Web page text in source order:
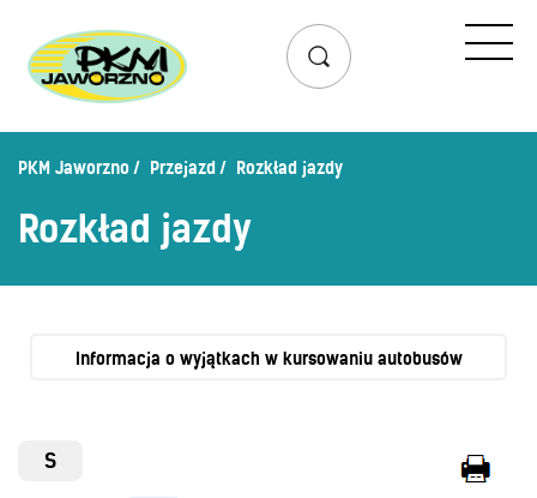
Przejazd
Lista przystanków
Zaplanuj podróż – wyszukiwarka połączeń
Mapa przystanków i połączeń
Schemat linii nocnych
Bilety
PKM Jaworzno Przejazd Rozkład jazdy
Rozkład jazdy
Informacja o wyjątkach w kursowaniu autobusów
S